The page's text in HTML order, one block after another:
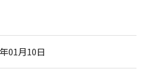
01月10日